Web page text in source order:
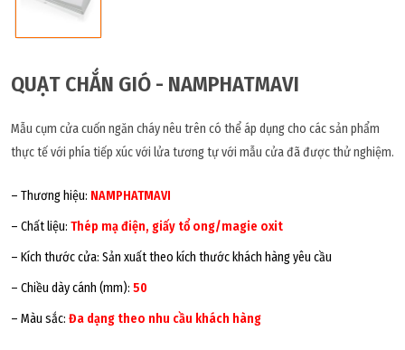
QUẠT CHẮN GIÓ - NAMPHATMAVI
Mẫu cụm cửa cuốn ngăn cháy nêu trên có thể áp dụng cho các sản phẩm
thực tế với phía tiếp xúc với lửa tương tự với mẫu cửa đã được thử nghiệm.
– Thương hiệu: NAMPHATMAVI
– Chất liệu: Thép mạ điện, giấy tổ ong/magie oxit
– Kích thước cửa: Sản xuất theo kích thước khách hàng yêu cầu
– Chiều dày cánh (mm): 50
– Màu sắc: Đa dạng theo nhu cầu khách hàng